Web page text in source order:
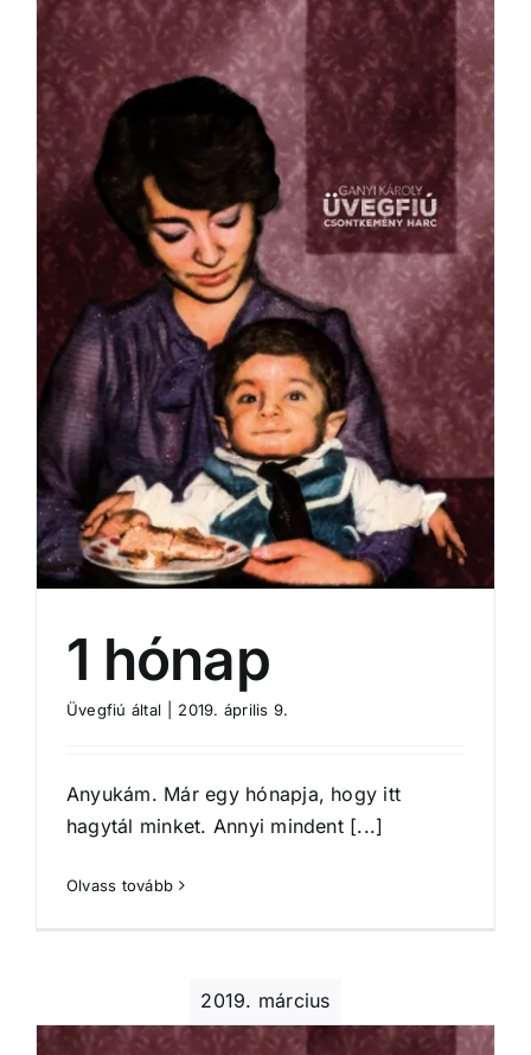
1 hónap
Üvegfiú által 2019. április 9.
Anyukám. Már egy hónapja, hogy itt
hagytál minket. Annyi mindent [...]
Olvass tovább
2019. március